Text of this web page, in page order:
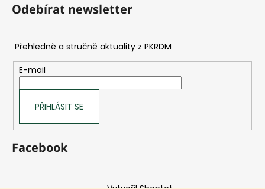
Odebírat newsletter
E-mail
PŘIHLÁSIT SE
Facebook